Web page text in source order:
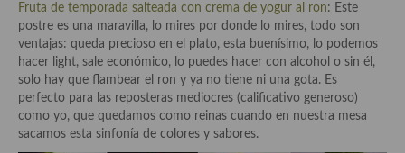
Cocina Vietnamita
Cocina camboyana
Cocina Coreana
Cocina HIndú
Fruta de temporada salteada con crema de yogur al ron: Este
postre es una maravilla, lo mires por donde lo mires, todo son
ventajas: queda precioso en el plato, esta buenísimo, lo podemos
hacer light, sale económico, lo puedes hacer con alcohol o sin él,
solo hay que flambear el ron y ya no tiene ni una gota. Es
perfecto para las reposteras mediocres (calificativo generoso)
como yo, que quedamos como reinas cuando en nuestra mesa
sacamos esta sinfonía de colores y sabores.